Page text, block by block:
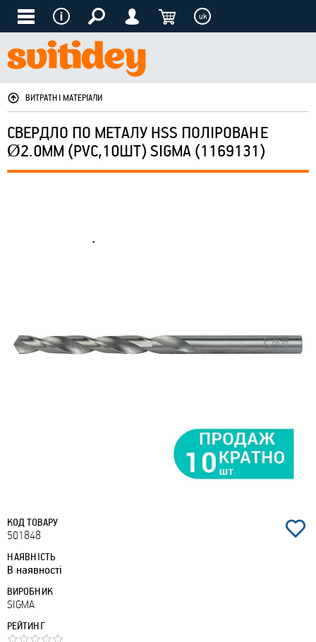
uk
ВИТРАТНІ МАТЕРІАЛИ
СВЕРДЛО ПО МЕТАЛУ HSS ПОЛІРОВАНЕ
Ø2.0ММ (PVC,10ШТ) SIGMA (1169131)
КОД ТОВАРУ
501848
НАЯВНІСТЬ
В наявності
ВИРОБНИК
SIGMA
РЕЙТИНГ